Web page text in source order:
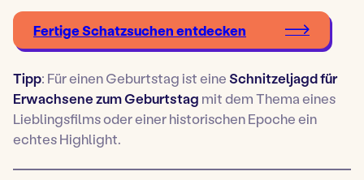
Fertige Schatzsuchen entdecken
Tipp: Für einen Geburtstag ist eineSchnitzeljagd für
Erwachsene zum Geburtstag mit dem Thema eines
Lieblingsfilms oder einer historischen Epoche ein
echtes Highlight.